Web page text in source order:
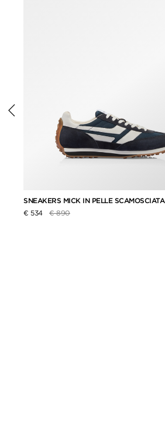
SNEAKERS MICK IN PELLE SCAMOSCIATA
€ 534
Prezzo ridotto da
€ 890a